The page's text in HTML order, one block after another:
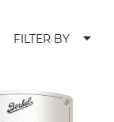
FILTER BY arrow_drop_down